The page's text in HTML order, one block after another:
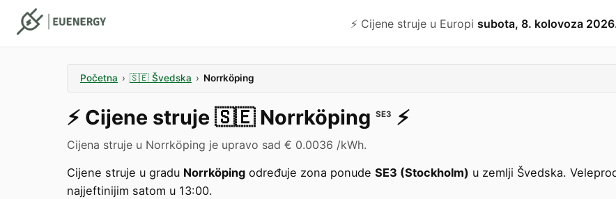
⚡️ Cijene struje u Europi subota, 8. kolovoza
Početna › 🇸🇪 Švedska › Norrköping
⚡️ Cijene struje 🇸🇪 Norrköping SE3 ⚡️
Cijena struje u Norrköping je upravo sad € 0.0036 /kWh.
Cijene struje u gradu Norrköping određuje zona ponude SE3 (Stockholm) u zemlji Švedska.
najjeftinijim satom u 13:00.